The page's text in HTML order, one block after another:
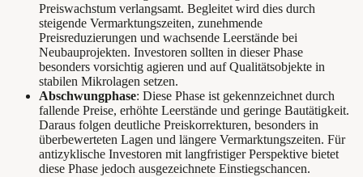
Preiswachstum verlangsamt. Begleitet wird dies durch
steigende Vermarktungszeiten, zunehmende
Preisreduzierungen und wachsende Leerstände bei
Neubauprojekten. Investoren sollten in dieser Phase
besonders vorsichtig agieren und auf Qualitätsobjekte in
stabilen Mikrolagen setzen.
Abschwungphase: Diese Phase ist gekennzeichnet durch
fallende Preise, erhöhte Leerstände und geringe Bautätigkeit.
Daraus folgen deutliche Preiskorrekturen, besonders in
überbewerteten Lagen und längere Vermarktungszeiten. Für
antizyklische Investoren mit langfristiger Perspektive bietet
diese Phase jedoch ausgezeichnete Einstiegschancen.